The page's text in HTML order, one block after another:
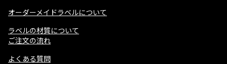
オーダーメイドラベルについて
ラベルの材質について
ご注文の流れ
よくある質問